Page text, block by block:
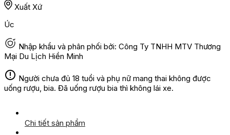
Xuất Xứ
Úc
Nhập khẩu và phân phối bởi: Công Ty TNHH MTV Thương
Mại Du Lịch Hiền Minh
Người chưa đủ 18 tuổi và phụ nữ mang thai không được
uống rượu, bia. Đã uống rượu bia thì không lái xe.
Chi tiết sản phẩm